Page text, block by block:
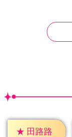
★ 田路路